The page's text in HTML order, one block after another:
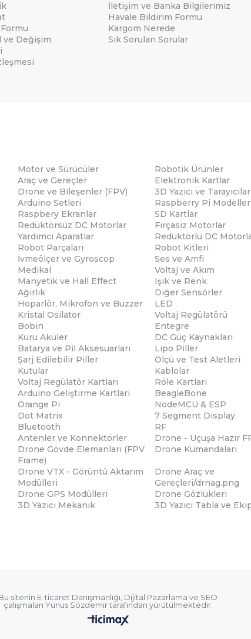
ve Değişim
İletişim ve Banka Bilgilerimiz
Havale Bildirim Formu
Kargom Nerede
Sık Sorulan Sorular
Motor ve Sürücüler Robotik Ürünler
Araç ve Gereçler Elektronik Kartlar
Drone ve Bileşenler (FPV) 3D Yazıcı ve Tarayıcılar
Arduino Setleri Raspberry Pi
Raspbery Ekranlar SD Kartlar
Redüktörsüz DC Motorlar Fırçasız Motorlar
Yardımcı Aparatlar Redüktörlü DC
Robot Parçaları Robot Kitleri
İvmeölçer ve Gyroscop Ses ve Amfi
Medikal Voltaj ve Akım
Manyetik ve Hall Effect Işık ve Renk
Ağırlık Diğer Sensörler
Hoparlör, Mikrofon ve Buzzer LED
Kristal Osilator Voltaj Regülatörü
Bobin Entegre
Kuru Aküler DC Güç Kaynakları
Batarya ve Pil Aksesuarları Lipo Piller
Şarj Edilebilir Piller Ölçü ve Test Aletleri
Kutular Kablolar
Voltaj Regülatör Kartları Röle Kartları
Arduino Geliştirme Kartları BeagleBone
Orange Pi NodeMCU & ESP
Dot Matrix 7 Segment Display
Bluetooth RF
Antenler ve Konnektörler Drone - Uçuşa Hazır
Drone Gövde Elemanları (FPV
Frame)
Drone Kumandaları
Drone VTX - Görüntü Aktarım
Modülleri
Drone Araç ve
Gereçleri/drnag.png
Drone GPS Modülleri Drone Gözlükleri
3D Yazıcı Mekanik 3D Yazıcı Tabla ve
sitenin E-ticaret Danışmanlığı Dijital Pazarlama ve SEO
çalışmaları Yunus Sözdemirtarafından yürütülmektedir.